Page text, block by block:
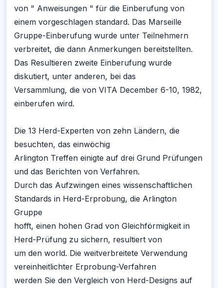
von " Anweisungen " für die Einberufung von
einem vorgeschlagen standard. Das Marseille
Gruppe-Einberufung wurde unter Teilnehmern
verbreitet, die dann Anmerkungen bereitstellten.
Das Resultieren zweite Einberufung wurde
diskutiert, unter anderen, bei das
Versammlung, die von VITA December 6-10, 1982,
einberufen wird.
Die 13 Herd-Experten von zehn Ländern, die
besuchten, das einwöchig
Arlington Treffen einigte auf drei Grund Prüfungen
und das Berichten von Verfahren.
Durch das Aufzwingen eines wissenschaftlichen
Standards in Herd-Erprobung, die Arlington
Gruppe
hofft, einen hohen Grad von Gleichförmigkeit in
Herd-Prüfung zu sichern, resultiert von
um den world. Die weitverbreitete Verwendung
vereinheitlichter Erprobung-Verfahren
werden Sie den Vergleich von Herd-Designs auf